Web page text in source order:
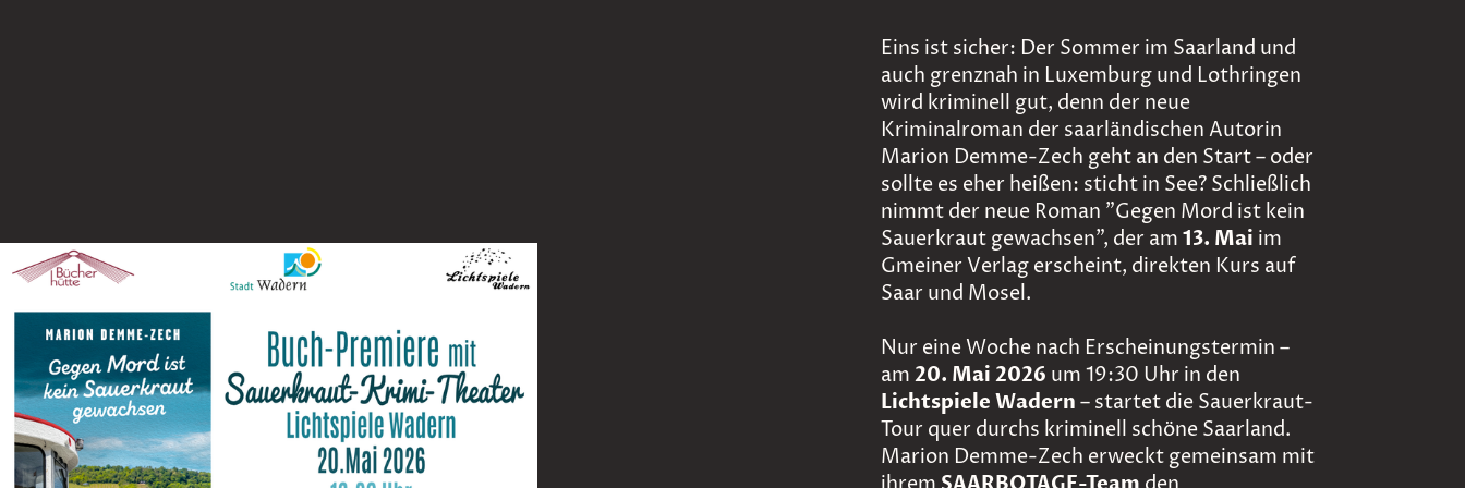
Eins ist sicher: Der Sommer im Saarland und
auch grenznah in Luxemburg und Lothringen
wird kriminell gut, denn der neue
Kriminalroman der saarländischen Autorin
Marion Demme-Zech geht an den Start – oder
sollte es eher heißen: sticht in See? Schließlich
nimmt der neue Roman "Gegen Mord ist kein
Sauerkraut gewachsen", der am 13. Mai im
Gmeiner Verlag erscheint, direkten Kurs auf
Saar und Mosel.
Nur eine Woche nach Erscheinungstermin –
am 20. Mai 2026 um 19:30 Uhr in den
Lichtspiele Wadern – startet die Sauerkraut-
Tour quer durchs kriminell schöne Saarland.
Marion Demme-Zech erweckt gemeinsam mit